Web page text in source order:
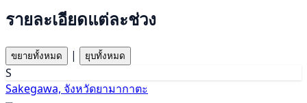
รายละเอียดแต่ละช่วง
ขยายทั้งหมด | ยุบทั้งหมด
S
Sakegawa, จังหวัดยามากาตะ